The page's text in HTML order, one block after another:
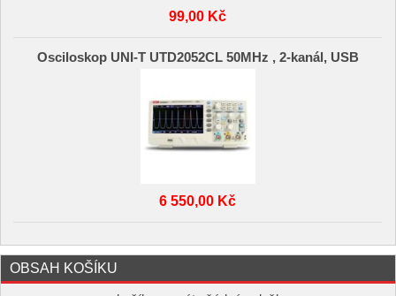
99,00 Kč
Osciloskop UNI-T UTD2052CL 50MHz , 2-kanál, USB
6 550,00 Kč
OBSAH KOŠÍKU